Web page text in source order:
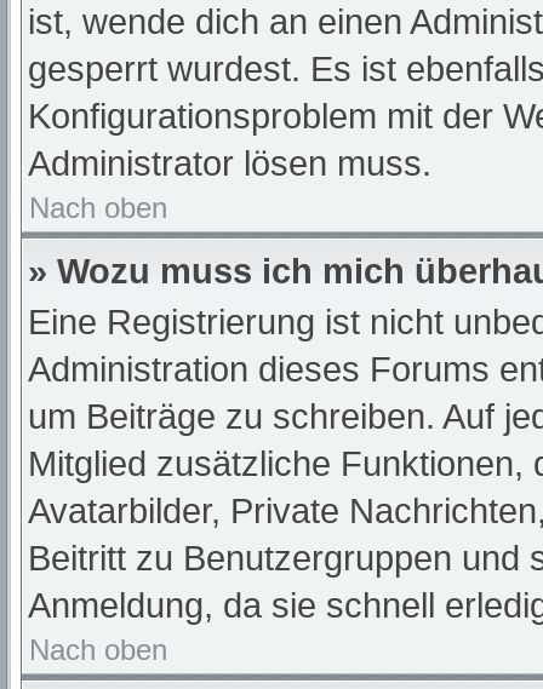
ist, wende dich an einen
gesperrt wurdest. Es ist
Konfigurationsproblem mit der
Administrator lösen muss.
Nach oben
» Wozu muss ich mich
Eine Registrierung ist nicht
Administration dieses Forums
um Beiträge zu schreiben. Auf
Mitglied zusätzliche
Avatarbilder, Private
Beitritt zu Benutzergruppen und
Anmeldung, da sie schnell
Nach oben